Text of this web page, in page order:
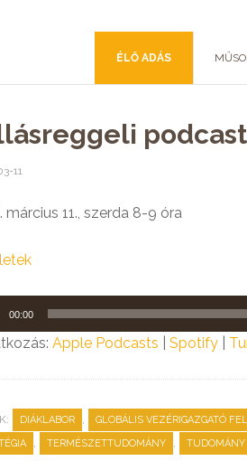
ÉLŐ ADÁS
11
március 11., szerda 8-9 óra
00:00
Apple Podcasts Spotify
DIÁKLABOR , GLOBÁLIS VEZÉRIGAZGATÓ
, TERMÉSZETTUDOMÁNY , TUDOMÁNY